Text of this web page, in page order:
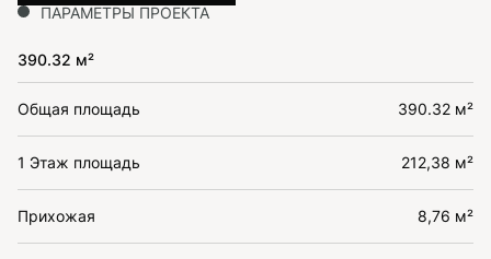
ПАРАМЕТРЫ ПРОЕКТА
390.32 м²
Общая площадь 390.32 м²
1 Этаж площадь 212,38 м²
Прихожая 8,76 м²